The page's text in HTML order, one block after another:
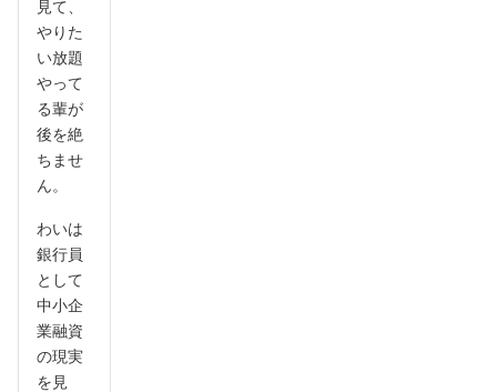
見て、
やりた
い放題
やって
る輩が
後を絶
ちませ
ん。
わいは
銀行員
として
中小企
業融資
の現実
を見